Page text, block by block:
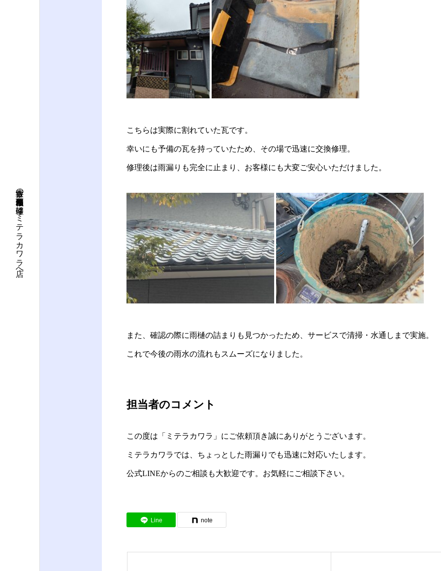
坂井市の屋根修理・雨漏り修理はミテラカワラ店へ
こちらは実際に割れていた瓦です。
幸いにも予備の瓦を持っていたため、その場で迅速に交換修理。
修理後は雨漏りも完全に止まり、お客様にも大変ご安心いただけました。
また、確認の際に雨樋の詰まりも見つかったため、サービスで清掃・水通しまで実施。
これで今後の雨水の流れもスムーズになりました。
担当者のコメント
この度は「ミテラカワラ」にご依頼頂き誠にありがとうございます。
ミテラカワラでは、ちょっとした雨漏りでも迅速に対応いたします。
公式LINEからのご相談も大歓迎です。お気軽にご相談下さい。
Line note